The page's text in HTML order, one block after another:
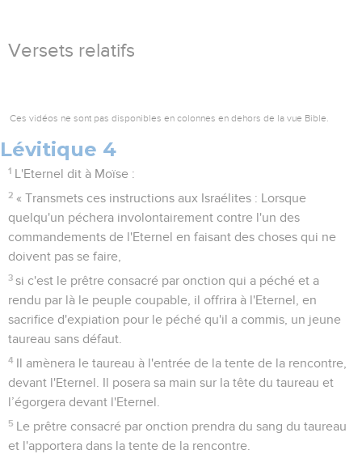
Versets relatifs
Ces vidéos ne sont pas disponibles en colonnes en dehors de la vue Bible.
Lévitique 4
1 L'Eternel dit à Moïse :
2 « Transmets ces instructions aux Israélites : Lorsque
quelqu'un péchera involontairement contre l'un des
commandements de l'Eternel en faisant des choses qui ne
doivent pas se faire,
3 si c'est le prêtre consacré par onction qui a péché et a
rendu par là le peuple coupable, il offrira à l'Eternel, en
sacrifice d'expiation pour le péché qu'il a commis, un jeune
taureau sans défaut.
4
Il amènera le taureau à l'entrée de la tente de la rencontre,
devant l'Eternel. Il posera sa main sur la tête du taureau et
l’égorgera devant l'Eternel.
5
Le prêtre consacré par onction prendra du sang du taureau
et l'apportera dans la tente de la rencontre.